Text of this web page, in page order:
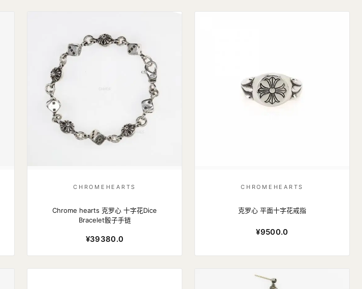
CHROMEHEARTS
Chrome hearts 克罗心 十字花Dice
Bracelet骰子手链
¥39380.0
CHROMEHEARTS
克罗心 平面十字花戒指
¥9500.0